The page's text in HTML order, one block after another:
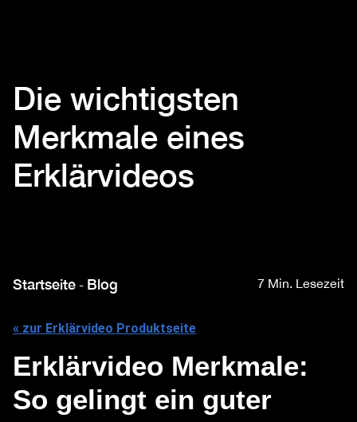
Die wichtigsten
Merkmale eines
Erklärvideos
Startseite - Blog 7 Min. Lesezeit
« zur Erklärvideo Produktseite
Erklärvideo Merkmale:
So gelingt ein guter